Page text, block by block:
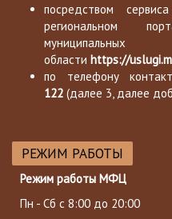
посредством
региональном
области https://
по телефону
122 (далее 3, далее
РЕЖИМ РАБОТЫ
Режим работы МФЦ
Пн - Сб с 8:00 до 20:00